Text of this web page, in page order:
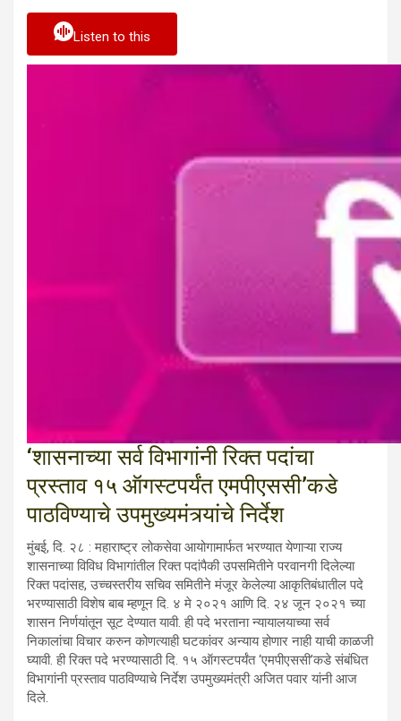
Listen to this
‘शासनाच्या सर्व विभागांनी रिक्त पदांचा
प्रस्ताव १५ ऑगस्टपर्यंत एमपीएससी’कडे
पाठविण्याचे उपमुख्यमंत्र्यांचे निर्देश
मुंबई, दि. २८ : महाराष्ट्र लोकसेवा आयोगामार्फत भरण्यात येणाऱ्या राज्य
शासनाच्या विविध विभागांतील रिक्त पदांपैकी उपसमितीने परवानगी दिलेल्या
रिक्त पदांसह, उच्चस्तरीय सचिव समितीने मंजूर केलेल्या आकृतिबंधातील पदे
भरण्यासाठी विशेष बाब म्हणून दि. ४ मे २०२१ आणि दि. २४ जून २०२१ च्या
शासन निर्णयांतून सूट देण्यात यावी. ही पदे भरताना न्यायालयाच्या सर्व
निकालांचा विचार करुन कोणत्याही घटकांवर अन्याय होणार नाही याची काळजी
घ्यावी. ही रिक्त पदे भरण्यासाठी दि. १५ ऑगस्टपर्यंत ‘एमपीएससी’कडे संबंधित
विभागांनी प्रस्ताव पाठविण्याचे निर्देश उपमुख्यमंत्री अजित पवार यांनी आज
दिले.